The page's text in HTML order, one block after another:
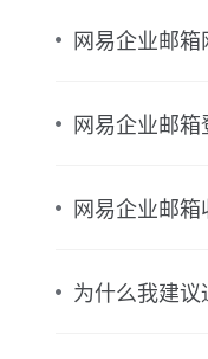
网易企业邮
网易企业邮箱
网易企业邮
为什么我建议